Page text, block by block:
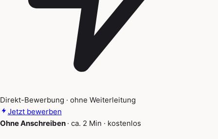
Direkt-Bewerbung · ohne Weiterleitung
Jetzt bewerben
Ohne Anschreiben · ca. 2 Min · kostenlos